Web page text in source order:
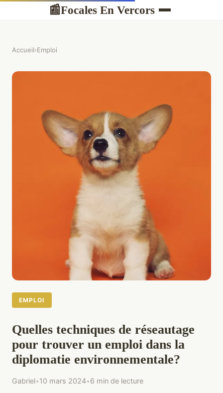
📰Focales En Vercors
Accueil›Emploi
EMPLOI
Quelles techniques de réseautage
pour trouver un emploi dans la
diplomatie environnementale?
Gabriel•10 mars 2024•6 min de lecture